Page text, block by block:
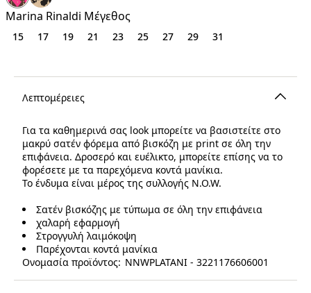
€
Marina Rinaldi Μέγεθος
15 17 19 21 23 25 27 29 31
Λεπτομέρειες
Για τα καθημερινά σας look μπορείτε να βασιστείτε στο
μακρύ σατέν φόρεμα από βισκόζη με print σε όλη την
επιφάνεια. Δροσερό και ευέλικτο, μπορείτε επίσης να το
φορέσετε με τα παρεχόμενα κοντά μανίκια.
Το ένδυμα είναι μέρος της συλλογής N.O.W.
Σατέν βισκόζης με τύπωμα σε όλη την επιφάνεια
χαλαρή εφαρμογή
Στρογγυλή λαιμόκοψη
Παρέχονται κοντά μανίκια
Ονομασία προϊόντος: NNWPLATANI - 3221176606001